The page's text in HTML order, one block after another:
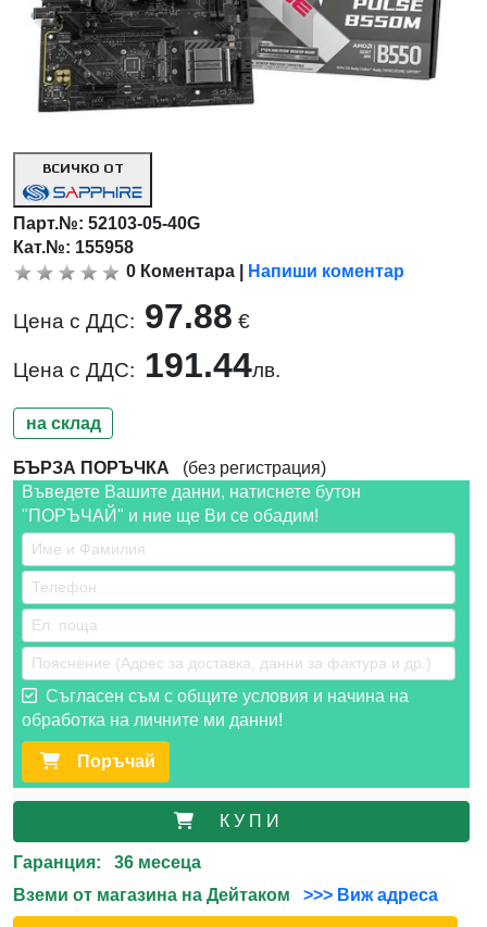
ВСИЧКО ОТ
Парт.№:52103-05-40G
Кат.№: 155958
0 Коментара Напиши коментар
Цена с ДДС: 97.88 €
Цена с ДДС: 191.44лв.
на склад
БЪРЗА ПОРЪЧКА (без регистрация)
Въведете Вашите данни, натиснете бутон
"ПОРЪЧАЙ" и ние ще Ви се обадим!
Съгласен съм с общите условия и начина на
обработка на личните ми данни!
Поръчай
К У П И
Гаранция: 36 месеца
Вземи от магазина на Дейтаком
>>> Виж адреса